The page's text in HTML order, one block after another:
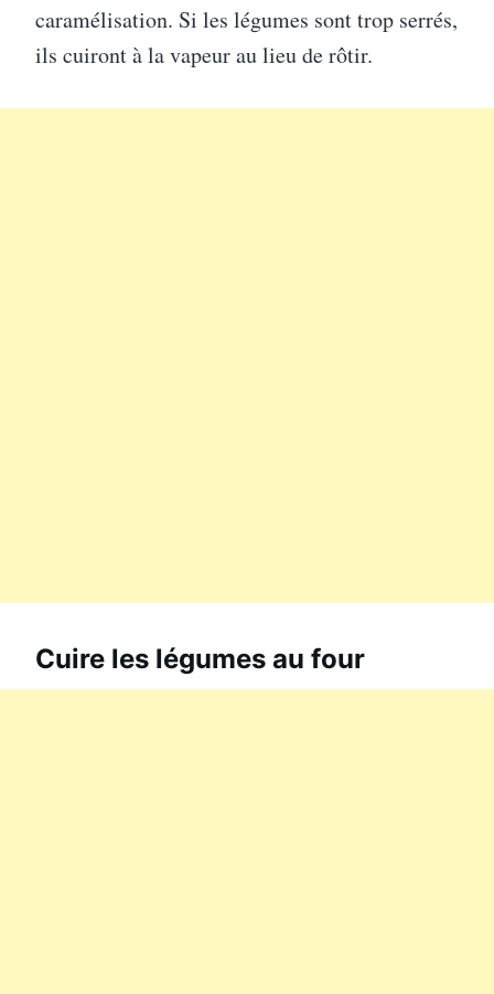
caramélisation. Si les légumes sont trop serrés,
ils cuiront à la vapeur au lieu de rôtir.
Cuire les légumes au four